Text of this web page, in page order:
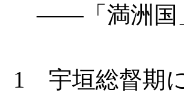
洲国」成
総督期にお